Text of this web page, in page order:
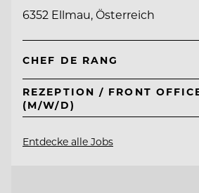
6352 Ellmau, Österreich
CHEF DE RANG
REZEPTION / FRONT
(M/W/D)
Entdecke alle Jobs